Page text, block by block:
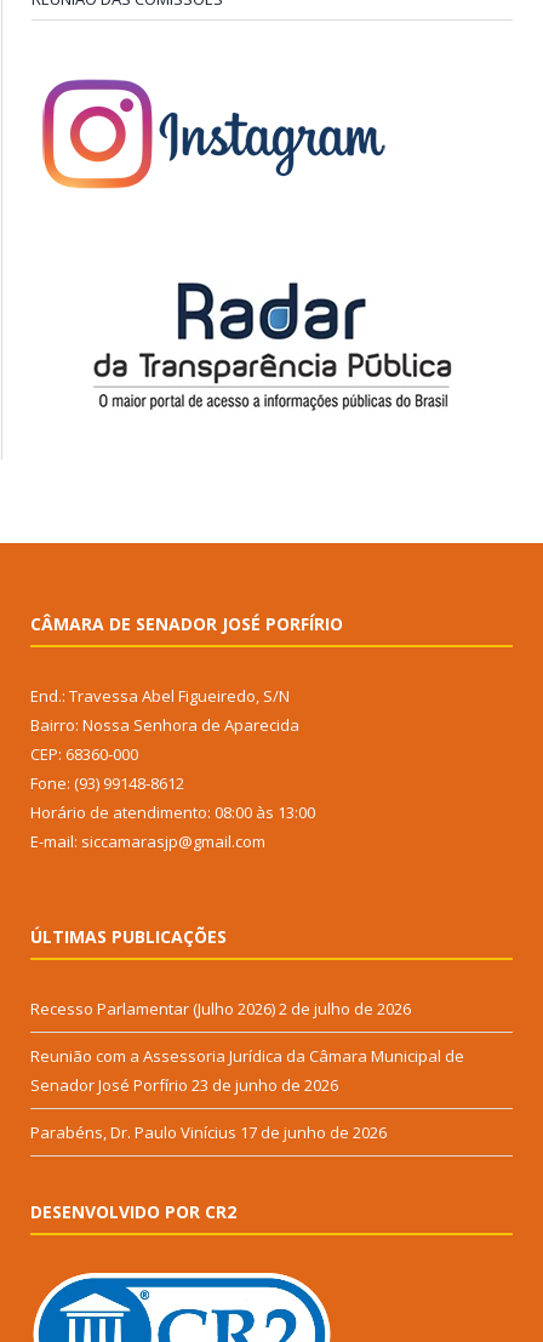
CÂMARA DE SENADOR JOSÉ PORFÍRIO
End.: Travessa Abel Figueiredo, S/N
Bairro: Nossa Senhora de Aparecida
CEP: 68360-000
Fone: (93) 99148-8612
Horário de atendimento: 08:00 às 13:00
E-mail: siccamarasjp@gmail.com
ÚLTIMAS PUBLICAÇÕES
Recesso Parlamentar (Julho 2026)2 de julho de 2026
Reunião com a Assessoria Jurídica da Câmara Municipal de
Senador José Porfírio 23 de junho de 2026
Parabéns, Dr. Paulo Vinícius 17 de junho de 2026
DESENVOLVIDO POR CR2